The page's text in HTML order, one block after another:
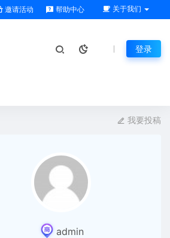
邀请活动 帮助中心 关于我们
登录
我要投稿
admin